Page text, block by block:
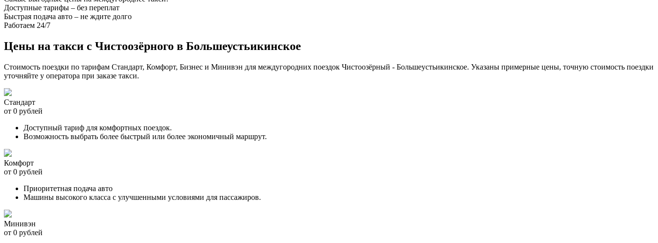
Доступные тарифы – без переплат
Быстрая подача авто – не ждите долго
Работаем 24/7
Цены на такси с Чистоозёрного в Большеустьикинское
Стоимость поездки по тарифам Стандарт, Комфорт, Бизнес и Минивэн для междугородних поездок Чистоозёрный - Большеустьикинское. Указаны примерные цены, точную стоимость поездки
уточняйте у оператора при заказе такси.
Стандарт
от 0 рублей
Доступный тариф для комфортных поездок.
Возможность выбрать более быстрый или более экономичный маршрут.
Комфорт
от 0 рублей
Приоритетная подача авто
Машины высокого класса с улучшенными условиями для пассажиров.
Минивэн
от 0 рублей